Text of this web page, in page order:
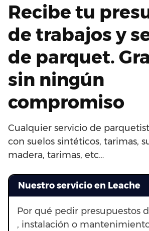
Recibe tu
de trabajos y
de parquet.
sin ningún
compromiso
Cualquier servicio de
con suelos sintéticos, tarimas,
madera, tarimas, etc…
Nuestro servicio en Leache
Por qué pedir presupuestos
, instalación o